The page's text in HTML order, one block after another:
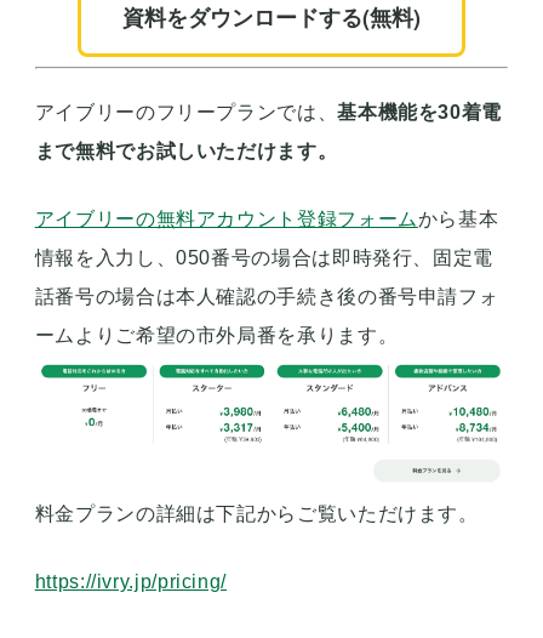
資料をダウンロードする(無料)
アイブリーのフリープランでは、基本機能を30着電
まで無料でお試しいただけます。
アイブリーの無料アカウント登録フォームから基本
情報を入力し、050番号の場合は即時発行、固定電
話番号の場合は本人確認の手続き後の番号申請フォ
ームよりご希望の市外局番を承ります。
料金プランの詳細は下記からご覧いただけます。
https://ivry.jp/pricing/